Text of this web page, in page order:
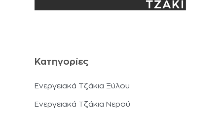
Κατηγορίες
Ενεργειακά Τζάκια Ξύλου
Ενεργειακά Τζάκια Νερού